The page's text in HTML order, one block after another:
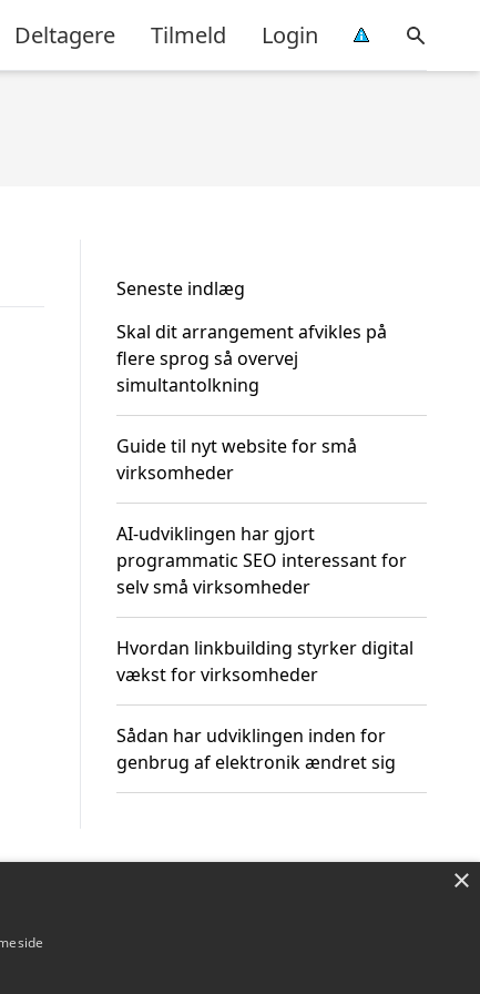
Deltagere Tilmeld Login
Seneste indlæg
Skal dit arrangement afvikles på
flere sprog så overvej
simultantolkning
Guide til nyt website for små
virksomheder
AI-udviklingen har gjort
programmatic SEO interessant for
selv små virksomheder
Hvordan linkbuilding styrker digital
vækst for virksomheder
Sådan har udviklingen inden for
genbrug af elektronik ændret sig
×